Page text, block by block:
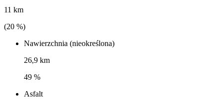
11 km
(20 %)
Nawierzchnia (nieokreślona)
26,9 km
49 %
Asfalt